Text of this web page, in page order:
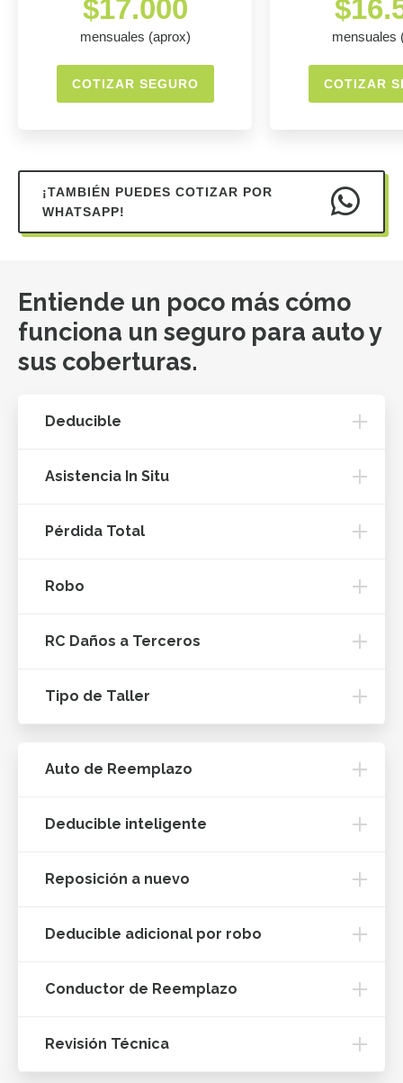
$17.000
mensuales (aprox)
COTIZAR SEGURO
mensuales
COTIZAR
¡TAMBIÉN PUEDES COTIZAR POR
WHATSAPP!
Entiende un poco más cómo
funciona un seguro para auto y
sus coberturas.
Deducible
Asistencia In Situ
Pérdida Total
Robo
RC Daños a Terceros
Tipo de Taller
Auto de Reemplazo
Deducible inteligente
Reposición a nuevo
Deducible adicional por robo
Conductor de Reemplazo
Revisión Técnica